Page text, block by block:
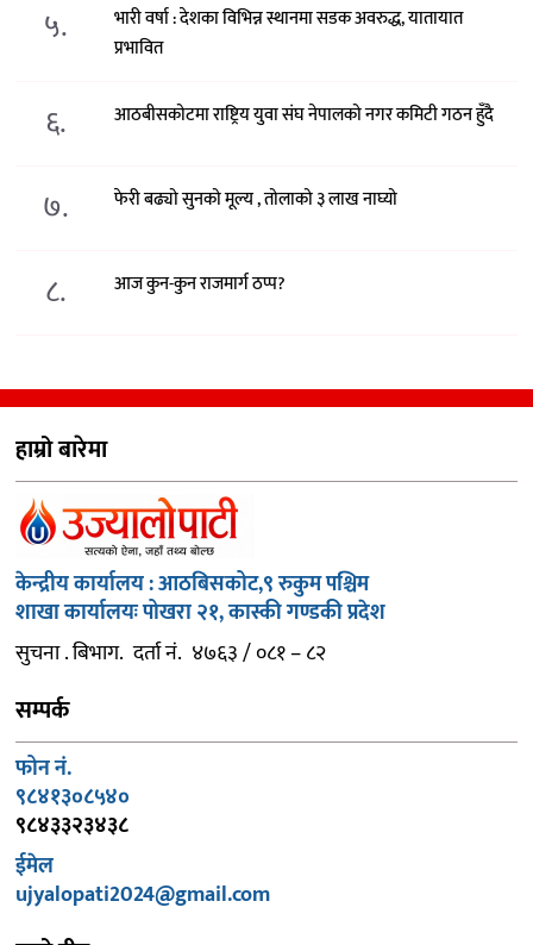
५.
भारी वर्षा : देशका विभिन्न स्थानमा सडक अवरुद्ध, यातायात
प्रभावित
६. आठबीसकोटमा राष्ट्रिय युवा संघ नेपालको नगर कमिटी गठन हुँदै
७. फेरी बढ्यो सुनको मूल्य , तोलाको ३ लाख नाघ्यो
८. आज कुन-कुन राजमार्ग ठप्प?
हाम्रो बारेमा
केन्द्रीय कार्यालय : आठबिसकोट,९ रुकुम पश्चिम
शाखा कार्यालयः पोखरा २१, कास्की गण्डकी प्रदेश
सुचना . बिभाग. दर्ता नं. ४७६३ / ०८१ – ८२
सम्पर्क
फोन नं.
९८४१३०८५४०
९८४३३२३४३८
ईमेल
ujyalopati2024@gmail.com